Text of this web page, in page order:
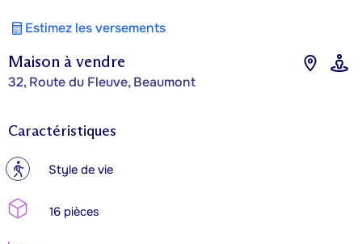
Maison à vendre
32, Route du Fleuve, Beaumont
Estimez les versements
Caractéristiques
? Style de vie
16 pièces